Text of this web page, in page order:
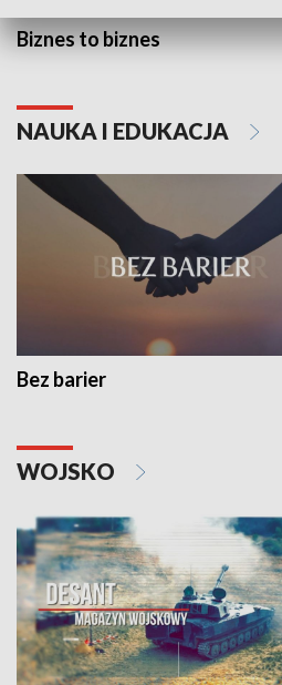
Biznes to biznes
NAUKA I EDUKACJA
Bez barier
WOJSKO